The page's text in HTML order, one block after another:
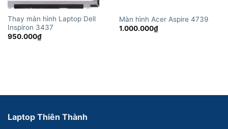
Thay màn hình Laptop Dell
Inspiron 3437
950.000₫
Màn hình Acer Aspire 4739
1.000.000₫
Laptop Thiên Thành